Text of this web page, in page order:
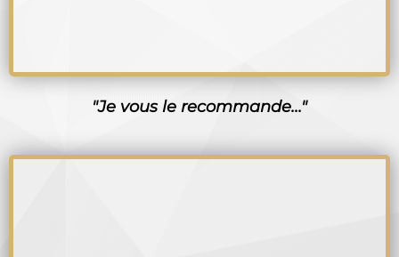
"Je vous le recommande..."